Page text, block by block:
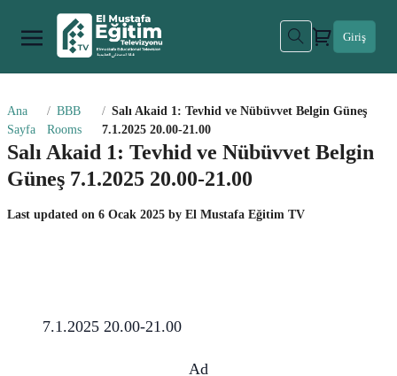
Giriş
Ana
Sayfa
BBB
Rooms
Salı Akaid 1: Tevhid ve Nübüvvet Belgin Güneş
7.1.2025 20.00-21.00
Salı Akaid 1: Tevhid ve Nübüvvet Belgin
Güneş 7.1.2025 20.00-21.00
Last updated on 6 Ocak 2025 by El Mustafa Eğitim TV
7.1.2025 20.00-21.00
Ad